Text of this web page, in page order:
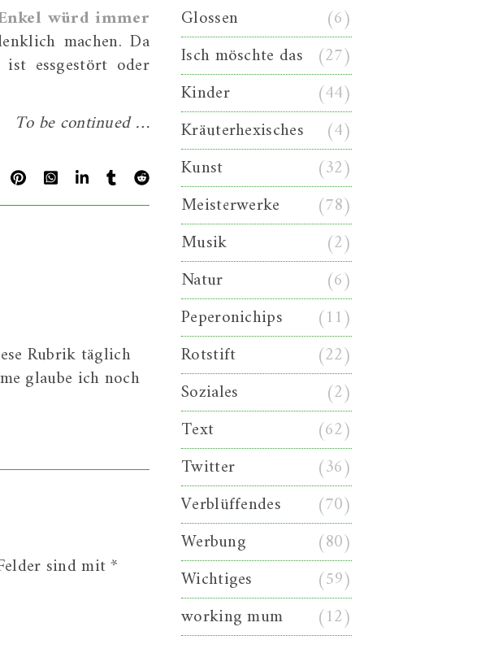
würd immer
machen. Da
essgestört oder
To be continued …
Rubrik täglich
glaube ich noch
sind mit*
Glossen
(6)
Isch möschte das (27)
Kinder
(44)
Kräuterhexisches
(4)
Kunst
(32)
Meisterwerke
(78)
Musik
(2)
Natur
(6)
Peperonichips
(11)
Rotstift
(22)
Soziales
(2)
Text
(62)
Twitter
(36)
Verblüffendes
(70)
Werbung
(80)
Wichtiges
(59)
working mum
(12)